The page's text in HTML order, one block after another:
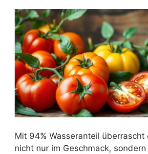
Mit 94% Wasseranteil überrascht
nicht nur im Geschmack,